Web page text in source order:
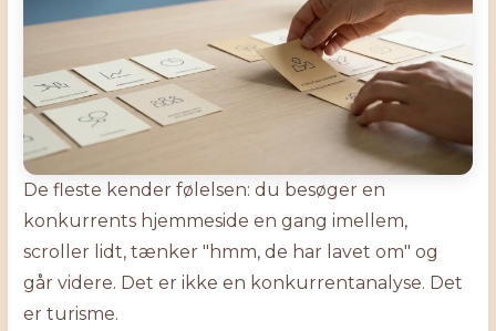
De fleste kender følelsen: du besøger en
konkurrents hjemmeside en gang imellem,
scroller lidt, tænker "hmm, de har lavet om" og
går videre. Det er ikke en konkurrentanalyse. Det
er turisme.